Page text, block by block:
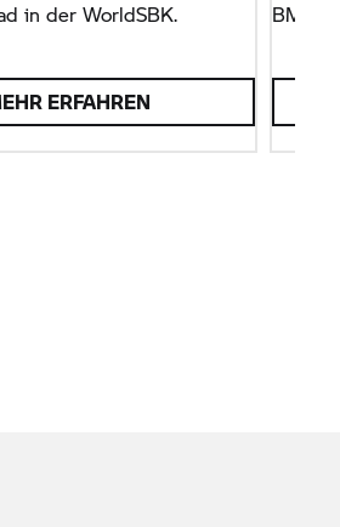
in der WorldSBK.
ERFAHREN
BMW